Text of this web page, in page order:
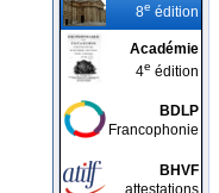
8e édition
Académie
4e édition
BDLP
Francophonie
BHVF
attestations